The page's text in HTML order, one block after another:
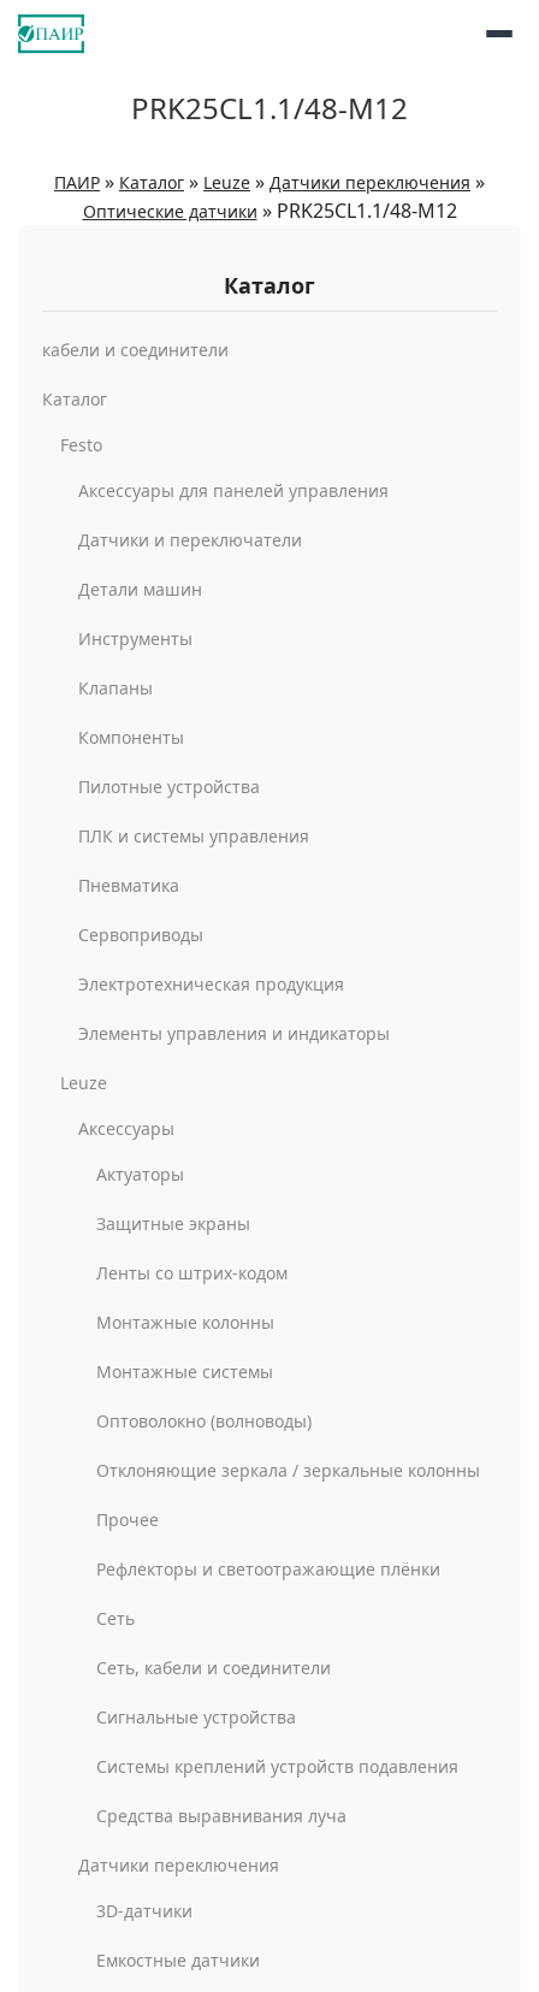
PRK25CL1.1/48-M12
ПАИР » Каталог » Leuze » Датчики переключения »
Оптические датчики » PRK25CL1.1/48-M12
Каталог
кабели и соединители
Каталог
Festo
Аксессуары для панелей управления
Датчики и переключатели
Детали машин
Инструменты
Клапаны
Компоненты
Пилотные устройства
ПЛК и системы управления
Пневматика
Сервоприводы
Электротехническая продукция
Элементы управления и индикаторы
Leuze
Аксессуары
Актуаторы
Защитные экраны
Ленты со штрих-кодом
Монтажные колонны
Монтажные системы
Оптоволокно (волноводы)
Отклоняющие зеркала / зеркальные колонны
Прочее
Рефлекторы и светоотражающие плёнки
Сеть
Сеть, кабели и соединители
Сигнальные устройства
Системы креплений устройств подавления
Средства выравнивания луча
Датчики переключения
3D-датчики
Емкостные датчики